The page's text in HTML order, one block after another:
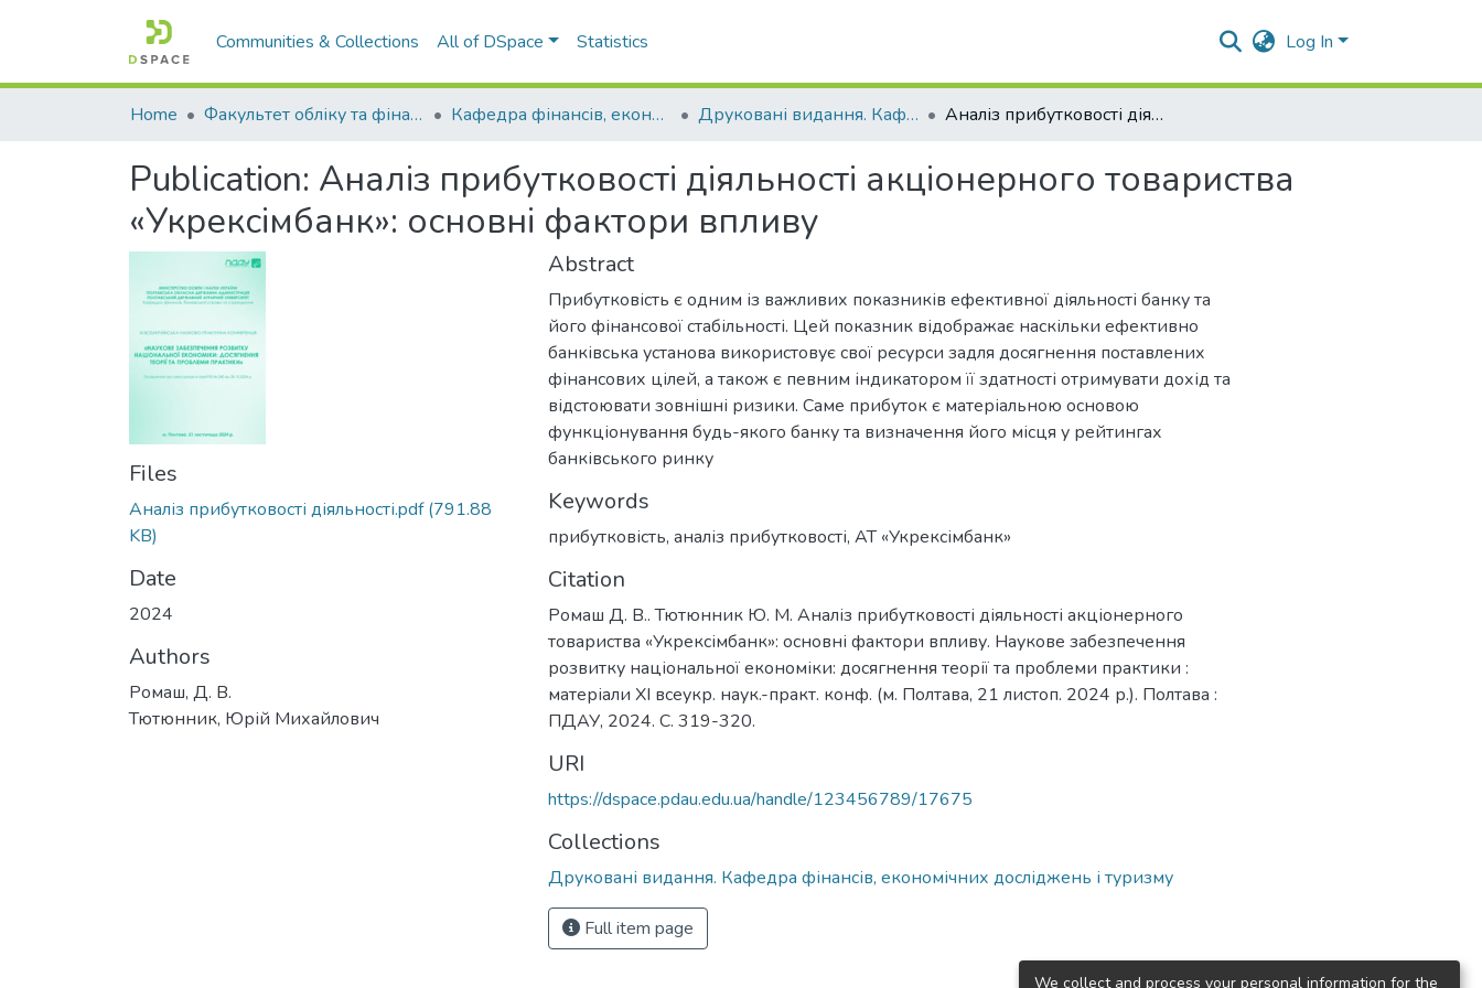
Communities & Collections All of DSpace Statistics Log In
Home Факультет обліку та фінансів Кафедра фінансів, економічних досліджень і туризму Друковані видання. Кафедра фінансів, економічних досліджень і туризму Аналіз прибутковості діяльності акціонерного товариства «Укрексімбанк»: основні фактори впливу
Publication: Аналіз прибутковості діяльності акціонерного товариства
«Укрексімбанк»: основні фактори впливу
Files
Аналіз прибутковості діяльності.pdf(791.88
KB)
Date
2024
Authors
Ромаш, Д. В.
Тютюнник, Юрій Михайлович
Abstract
Прибутковість є одним із важливих показників ефективної діяльності банку та
його фінансової стабільності. Цей показник відображає наскільки ефективно
банківська установа використовує свої ресурси задля досягнення поставлених
фінансових цілей, а також є певним індикатором її здатності отримувати дохід та
відстоювати зовнішні ризики. Саме прибуток є матеріальною основою
функціонування будь-якого банку та визначення його місця у рейтингах
банківського ринку
Keywords
прибутковість, аналіз прибутковості, АТ «Укрексімбанк»
Citation
Ромаш Д. В.. Тютюнник Ю. М. Аналіз прибутковості діяльності акціонерного
товариства «Укрексімбанк»: основні фактори впливу. Наукове забезпечення
розвитку національної економіки: досягнення теорії та проблеми практики :
матеріали ХІ всеукр. наук.-практ. конф. (м. Полтава, 21 листоп. 2024 р.). Полтава :
ПДАУ, 2024. С. 319-320.
URI
https://dspace.pdau.edu.ua/handle/123456789/17675
Collections
Друковані видання. Кафедра фінансів, економічних досліджень і туризму
Full item page
We collect and process your personal information for the